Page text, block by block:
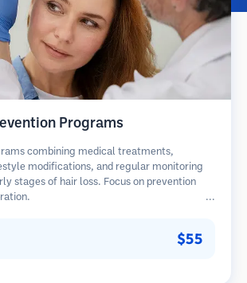
Programs
combining medical treatments,
modifications, and regular monitoring
stages of hair loss. Focus on prevention
$55